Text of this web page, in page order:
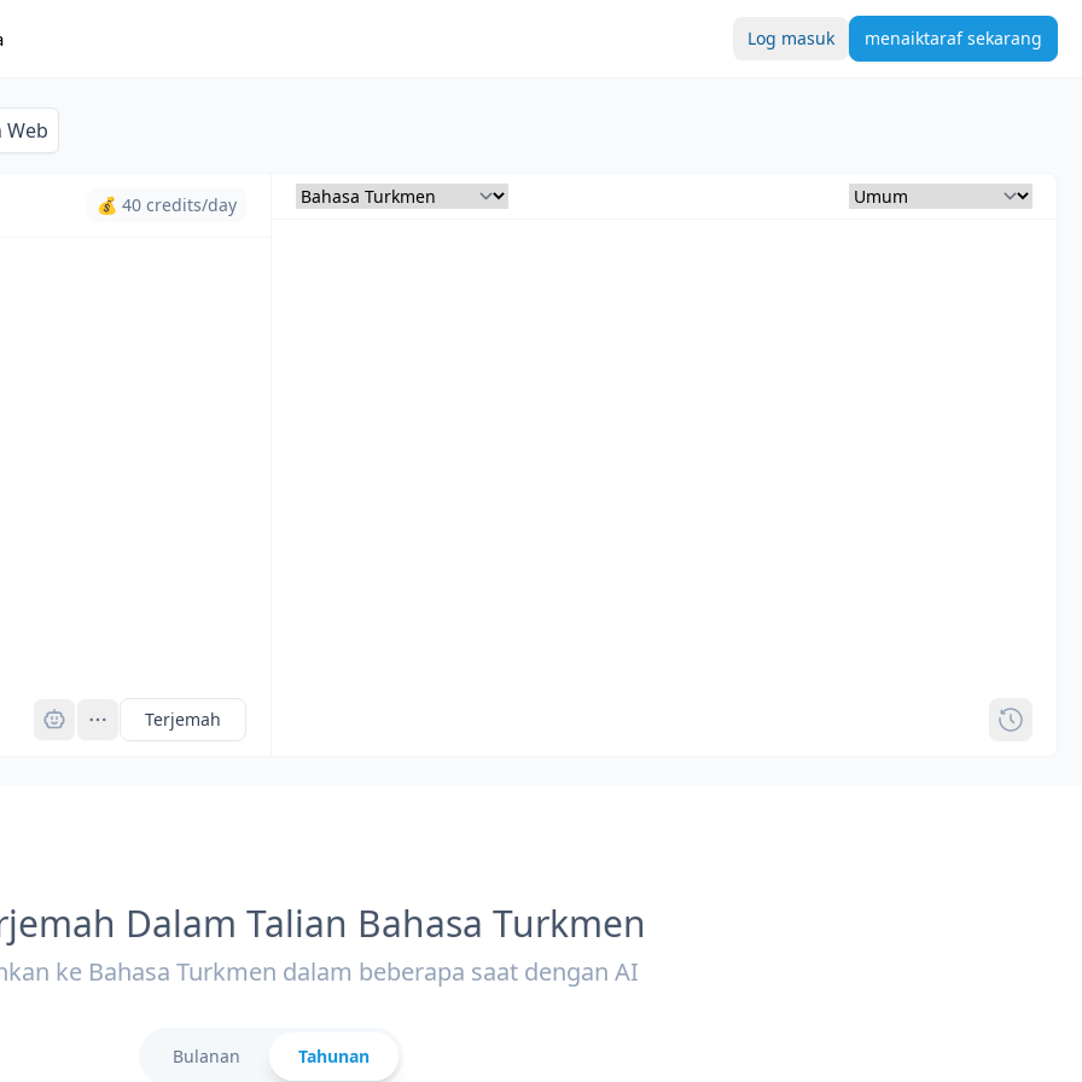
Log masuk menaiktaraf sekarang
Web
💰 40 credits/day
Terjemah
Dalam Talian Bahasa Turkmen
ke Bahasa Turkmen dalam beberapa saat dengan AI
Bulanan Tahunan